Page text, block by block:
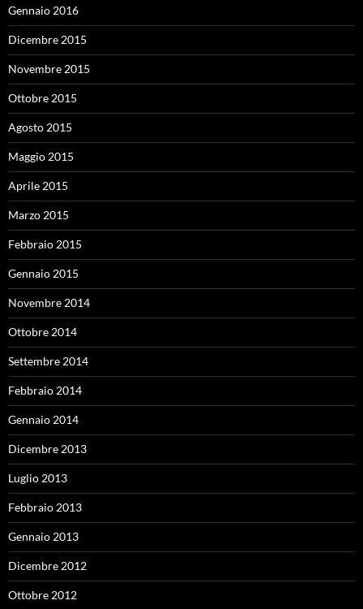
Gennaio 2016
Dicembre 2015
Novembre 2015
Ottobre 2015
Agosto 2015
Maggio 2015
Aprile 2015
Marzo 2015
Febbraio 2015
Gennaio 2015
Novembre 2014
Ottobre 2014
Settembre 2014
Febbraio 2014
Gennaio 2014
Dicembre 2013
Luglio 2013
Febbraio 2013
Gennaio 2013
Dicembre 2012
Ottobre 2012